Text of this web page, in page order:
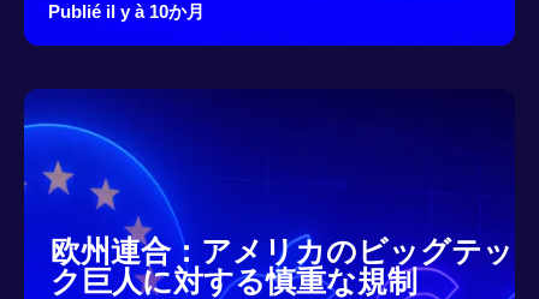
Publié il y à 10か月
欧州連合：アメリカのビッグテッ
ク巨人に対する慎重な規制